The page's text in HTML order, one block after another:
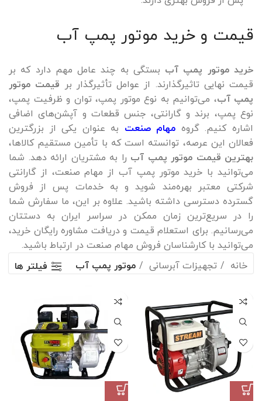
قیمت و خرید موتور پمپ آب
خرید موتور پمپ آب بستگی به چند عامل مهم دارد که بر
قیمت نهایی تاثیرگذارند. از عوامل تأثیرگذار بر قیمت موتور
پمپ آب، می‌توانیم به نوع موتور پمپ، توان و ظرفیت پمپ،
نوع پمپ، برند و گارانتی، جنس قطعات و آپشن‌های اضافی
اشاره کنیم. گروه مهام صنعت به عنوان یکی از بزرگترین
فعالان این عرصه، توانسته است که با تأمین مستقیم کالاها،
بهترین قیمت موتور پمپ آب را به مشتریان ارائه دهد. شما
می‌توانید با خرید موتور پمپ آب از مهام صنعت، از گارانتی
شرکتی معتبر بهره‌مند شوید و به خدمات پس از فروش
گسترده دسترسی داشته باشید. علاوه بر این، ما سفارش شما
را در سریع‌ترین زمان ممکن در سراسر ایران به دستتان
می‌رسانیم. برای استعلام قیمت و دریافت مشاوره رایگان خرید،
می‌توانید با کارشناسان فروش مهام صنعت در ارتباط باشید.
خانه
تجهیزات آبرسانی موتور پمپ آب فیلتر ها